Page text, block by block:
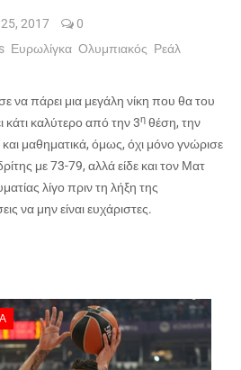
2017
0
Ευρωλίγκα Ολυμπιακός Ρεάλ
πάρει μια μεγάλη νίκη που θα του
κάτι καλύτερο από την 3η θέση, την
μαθηματικά, όμως, όχι μόνο γνώρισε
με 73-79, αλλά είδε και τον Ματ
λίγο πριν τη λήξη της
να μην είναι ευχάριστες.